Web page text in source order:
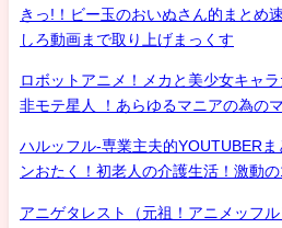
きっ!！ビー玉のおいぬさん的まとめ
しろ動画まで取り上げまっくす
ロボットアニメ！メカと美少女キャ
非モテ星人 ！あらゆるマニアの為の
ハルッフル-専業主夫的YOUTUBER
ンおたく！初老人の介護生活！激動の
アニゲタレスト（元祖！アニメッフ